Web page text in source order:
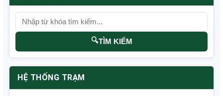
🔍TÌM KIẾM
HỆ THỐNG TRẠM